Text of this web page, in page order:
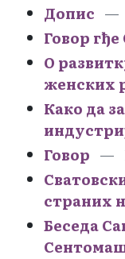
Допис
Говор
О
женских
Како да
Говор
страних
Беседа